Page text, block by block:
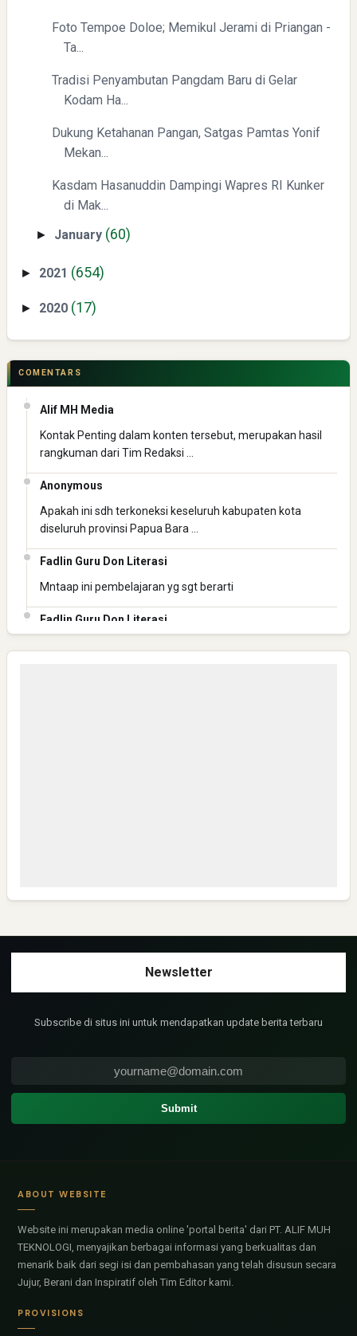
Foto Tempoe Doloe; Memikul Jerami di Priangan -
Ta...
Tradisi Penyambutan Pangdam Baru di Gelar
Kodam Ha...
Dukung Ketahanan Pangan, Satgas Pamtas Yonif
Mekan...
Kasdam Hasanuddin Dampingi Wapres RI Kunker
di Mak...
► January (60)
► 2021 (654)
► 2020 (17)
COMENTARS
Alif MH Media
Kontak Penting dalam konten tersebut, merupakan hasil
rangkuman dari Tim Redaksi …
Anonymous
Apakah ini sdh terkoneksi keseluruh kabupaten kota
diseluruh provinsi Papua Bara …
Fadlin Guru Don Literasi
Mntaap ini pembelajaran yg sgt berarti
Fadlin Guru Don Literasi
Subscribe di situs ini untuk mendapatkan update berita terbaru
ABOUT WEBSITE
Website ini merupakan media online 'portal berita' dari PT. ALIF MUH
TEKNOLOGI, menyajikan berbagai informasi yang berkualitas dan
menarik baik dari segi isi dan pembahasan yang telah disusun secara
Jujur, Berani dan Inspiratif oleh Tim Editor kami.
PROVISIONS